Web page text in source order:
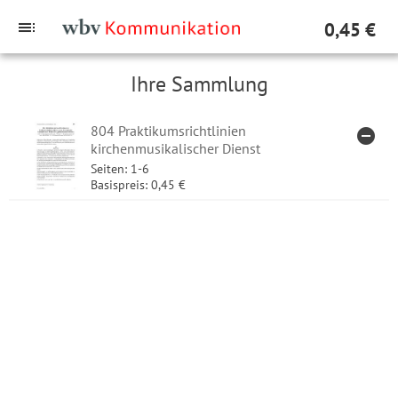
toc 0,45 €
Ihre Sammlung
804 Praktikumsrichtlinien
kirchenmusikalischer Dienst
Seiten: 1-6
Basispreis: 0,45 €
remove_circle